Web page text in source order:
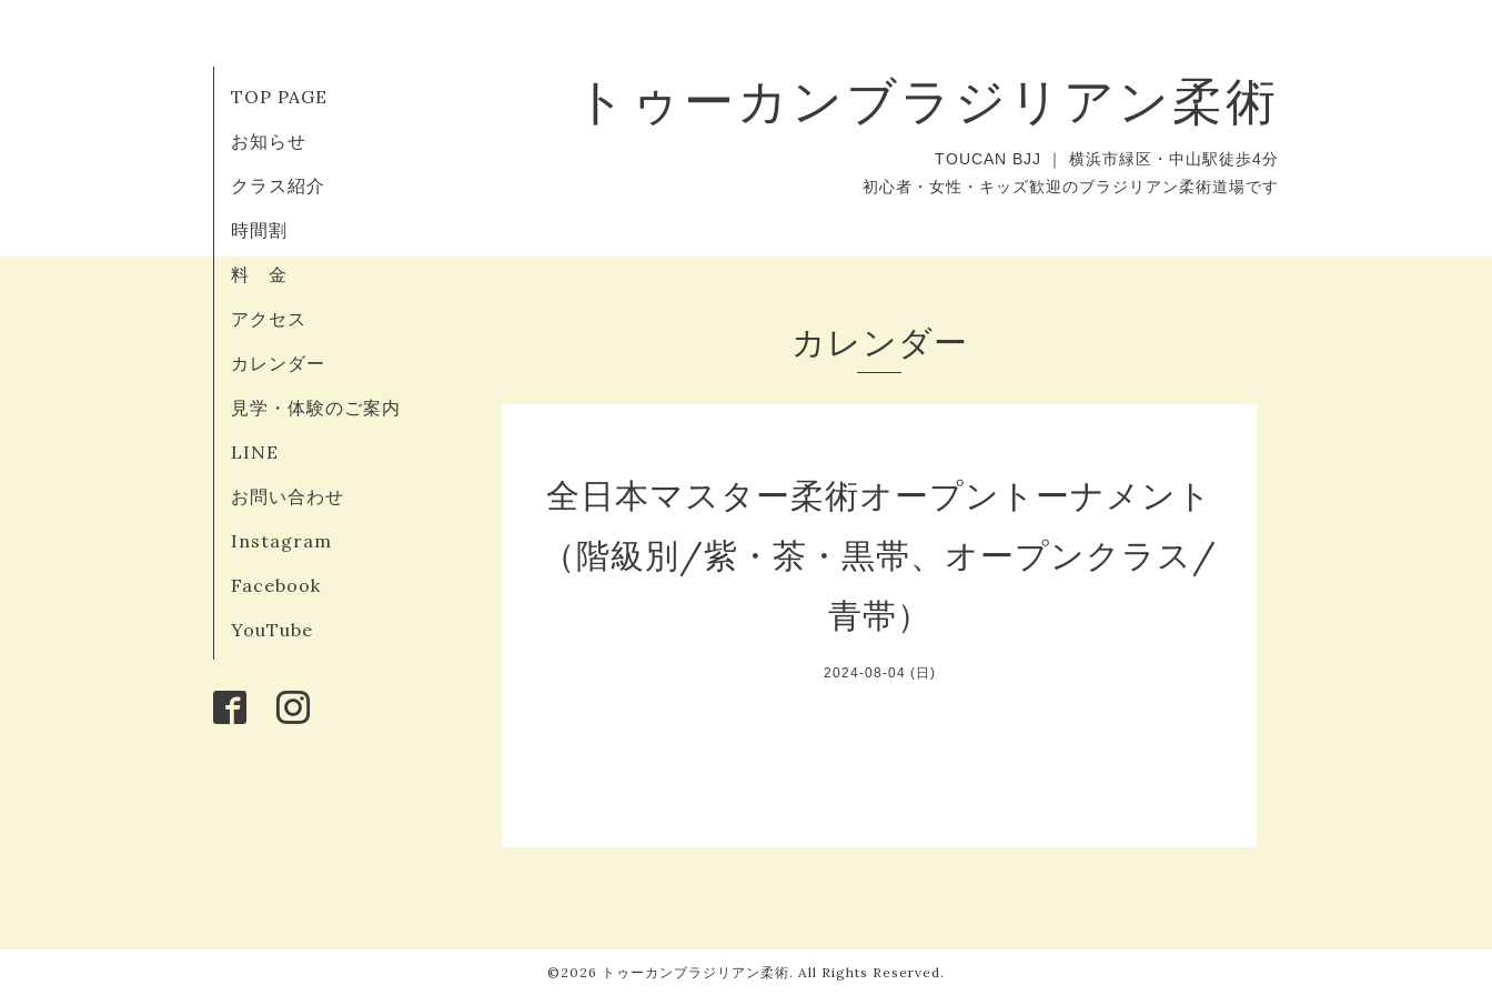
トゥーカンブラジリアン柔術
TOUCAN BJJ ｜ 横浜市緑区・中山駅徒歩4分
初心者・女性・キッズ歓迎のブラジリアン柔術道場です
TOP PAGE
お知らせ
クラス紹介
時間割
料 金
アクセス
カレンダー
見学・体験のご案内
LINE
お問い合わせ
Instagram
Facebook
YouTube
カレンダー
全日本マスター柔術オープントーナメント
（階級別/紫・茶・黒帯、オープンクラス/
青帯）
2024-08-04 (日)
©2026 トゥーカンブラジリアン柔術. All Rights Reserved.